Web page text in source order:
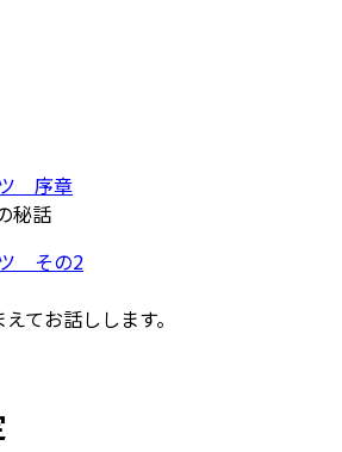
ツ 序章
秘話
ツ その2
てお話しします。